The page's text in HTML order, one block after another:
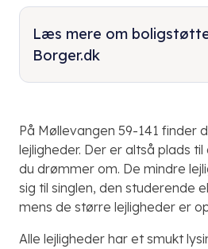
På Møllevangen 59-141 finder
lejligheder. Der er altså plads
du drømmer om. De mindre
sig til singlen, den studerende
mens de større lejligheder er
Alle lejligheder har et smukt
Læs mere om
Borger.dk